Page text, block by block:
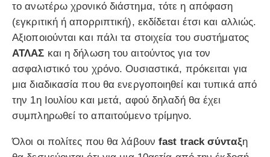
το ανωτέρω χρονικό διάστημα, τότε η απόφαση
(εγκριτική ή απορριπτική), εκδίδεται έτσι και αλλιώς.
Αξιοποιούνται και πάλι τα στοιχεία του συστήματος
ΑΤΛΑΣ και η δήλωση του αιτούντος για τον
ασφαλιστικό του χρόνο. Ουσιαστικά, πρόκειται για
μια διαδικασία που θα ενεργοποιηθεί και τυπικά από
την 1η Ιουλίου και μετά, αφού δηλαδή θα έχει
συμπληρωθεί το απαιτούμενο τρίμηνο.
Όλοι οι πολίτες που θα λάβουν fast track σύνταξη